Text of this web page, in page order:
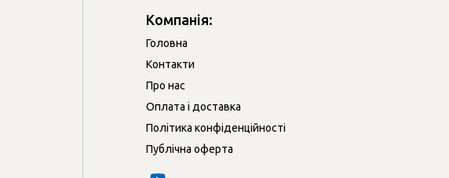
Компанія:
Головна
Контакти
Про нас
Оплата і доставка
Політика конфіденційності
Публічна оферта